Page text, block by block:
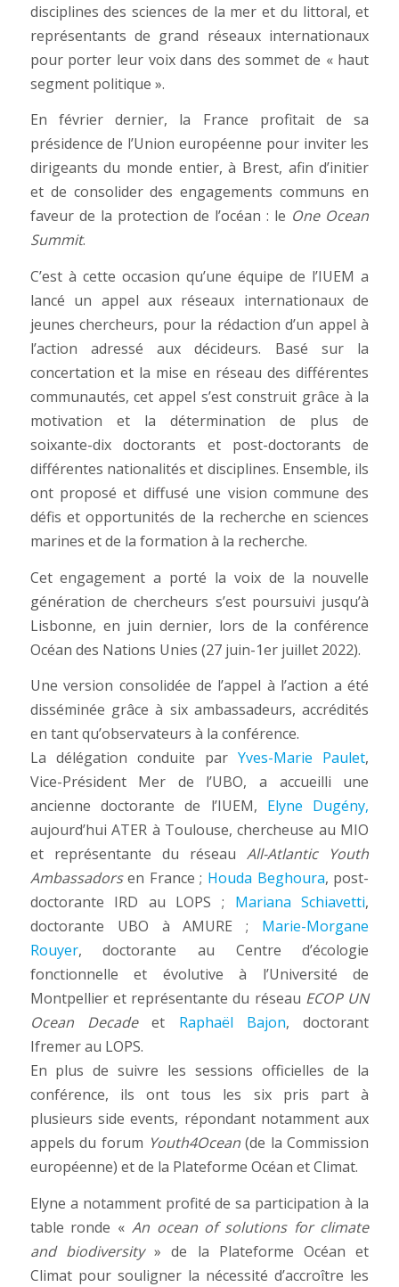
disciplines des sciences de la mer et du littoral, et
représentants de grand réseaux internationaux
pour porter leur voix dans des sommet de « haut
segment politique ».
En février dernier, la France profitait de sa
présidence de l’Union européenne pour inviter les
dirigeants du monde entier, à Brest, afin d’initier
et de consolider des engagements communs en
faveur de la protection de l’océan : le One Ocean
Summit.
C’est à cette occasion qu’une équipe de l’IUEM a
lancé un appel aux réseaux internationaux de
jeunes chercheurs, pour la rédaction d’un appel à
l’action adressé aux décideurs. Basé sur la
concertation et la mise en réseau des différentes
communautés, cet appel s’est construit grâce à la
motivation et la détermination de plus de
soixante-dix doctorants et post-doctorants de
différentes nationalités et disciplines. Ensemble, ils
ont proposé et diffusé une vision commune des
défis et opportunités de la recherche en sciences
marines et de la formation à la recherche.
Cet engagement a porté la voix de la nouvelle
génération de chercheurs s’est poursuivi jusqu’à
Lisbonne, en juin dernier, lors de la conférence
Océan des Nations Unies (27 juin-1er juillet 2022).
Une version consolidée de l’appel à l’action a été
disséminée grâce à six ambassadeurs, accrédités
en tant qu’observateurs à la conférence.
La délégation conduite parYves-Marie Paulet,
Vice-Président Mer de l’UBO, a accueilli une
ancienne doctorante de l’IUEM, Elyne Dugény,
aujourd’hui ATER à Toulouse, chercheuse au MIO
et représentante du réseauAll-Atlantic Youth
Ambassadorsen France ; Houda Beghoura, post-
doctorante IRD au LOPS ; Mariana Schiavetti,
doctorante UBO à AMURE ; Marie-Morgane
Rouyer, doctorante au Centre d’écologie
fonctionnelle et évolutive à l’Université de
Montpellier et représentante du réseau ECOP UN
Ocean Decadeet Raphaël Bajon, doctorant
Ifremer au LOPS.
En plus de suivre les sessions officielles de la
conférence, ils ont tous les six pris part à
plusieurs side events, répondant notamment aux
appels du forum Youth4Ocean(de la Commission
européenne) et de la Plateforme Océan et Climat.
Elyne a notamment profité de sa participation à la
table ronde « An ocean of solutions for climate
and biodiversity» de la Plateforme Océan et
Climat pour souligner la nécessité d’accroître les